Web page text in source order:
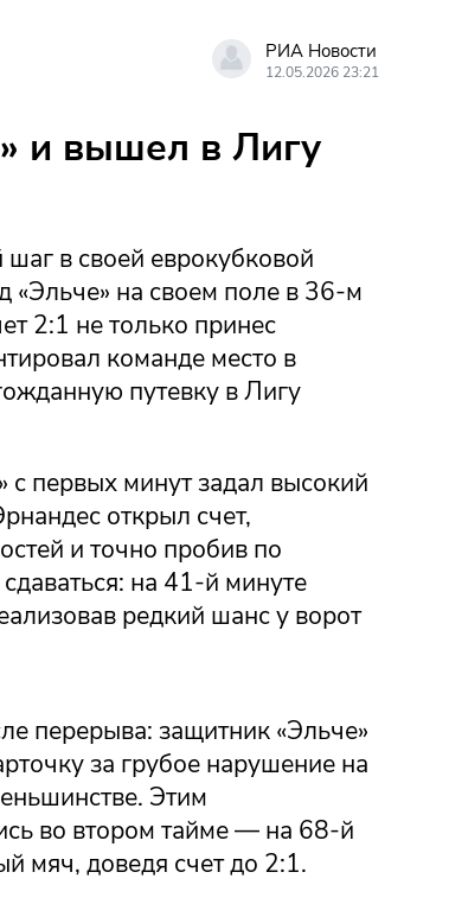
РИА Новости
12.05.2026 23:21
и вышел в Лигу
в своей еврокубковой
«Эльче» на своем поле в 36-м
2:1 не только принес
команде место в
путевку в Лигу
с первых минут задал высокий
открыл счет,
и точно пробив по
на 41-й минуте
редкий шанс у ворот
перерыва: защитник «Эльче»
за грубое нарушение на
Этим
во втором тайме — на 68-й
мяч, доведя счет до 2:1.